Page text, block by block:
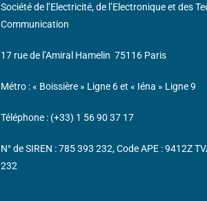
Société de l’Electricité, de l’Electronique et des
Communication
17 rue de l’Amiral Hamelin 75116 Paris
Métro : « Boissière » Ligne 6 et « Iéna » Ligne 9
Téléphone : (+33) 1 56 90 37 17
N° de SIREN : 785 393 232, Code APE : 9412Z
232